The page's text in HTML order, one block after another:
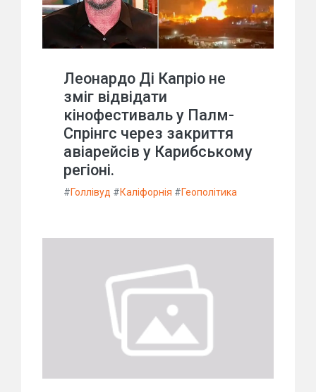
Леонардо Ді Капріо не
зміг відвідати
кінофестиваль у Палм-
Спрінгс через закриття
авіарейсів у Карибському
регіоні.
#Голлівуд #Каліфорнія #Геополітика